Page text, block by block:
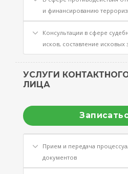
и финансированию
Консультации в сфере
исков, составление исковых
УСЛУГИ
ЛИЦА
Прием и передача
документов